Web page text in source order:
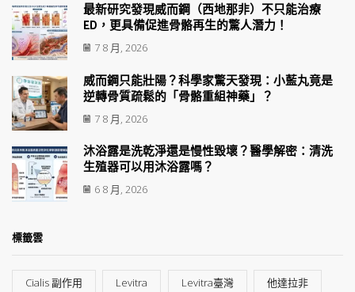
最新研究發現威而鋼（西地那非）不只能治療
ED，更具備促進骨骼再生的驚人潛力！
7 8 月, 2026
威而鋼只能壯陽？科學家驚天發現：小藍丸竟是
逆轉骨質疏鬆的「骨骼重組神藥」？
7 8 月, 2026
沐浴露是洗乾淨還是慢性毀壞？醫學解密：清洗
生殖器可以用沐浴露嗎？
6 8 月, 2026
標籤雲
Cialis 副作用 Levitra Levitra臺灣 他達拉非